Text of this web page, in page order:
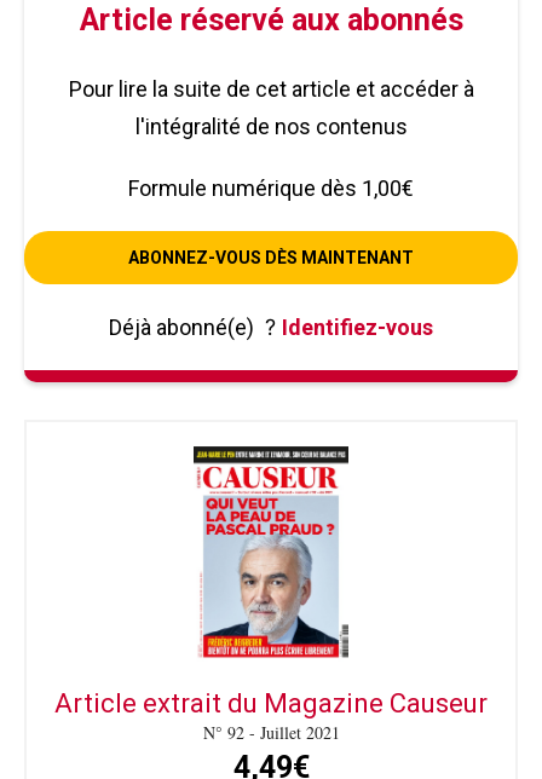
Article réservé aux abonnés
Pour lire la suite de cet article et accéder à
l'intégralité de nos contenus
Formule numérique dès 1,00€
ABONNEZ-VOUS DÈS MAINTENANT
Déjà abonné(e) ? Identifiez-vous
Article extrait du Magazine Causeur
N° 92 - Juillet 2021
4,49€